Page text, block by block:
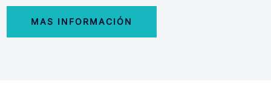
MAS INFORMACIÓN